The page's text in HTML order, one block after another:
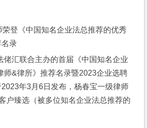
荣登《中国知名企业法总推荐的优秀
录
佬汇联合主办的首届《中国知名企业
师&律所》推荐名录暨2023企业选聘
年3月6日发布，杨春宝一级律师
户臻选（被多位知名企业法总推荐的